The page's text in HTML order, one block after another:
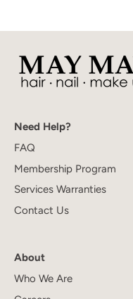
Need Help?
FAQ
Membership Program
Services Warranties
Contact Us
About
Who We Are